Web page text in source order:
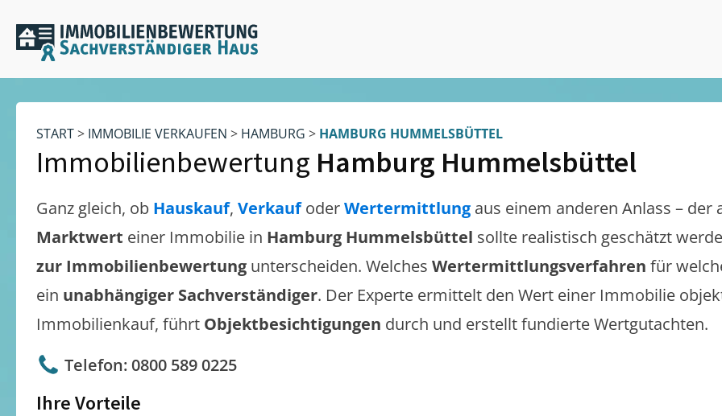
START> IMMOBILIE VERKAUFEN > HAMBURG > HAMBURG HUMMELSBÜTTEL
Immobilienbewertung Hamburg Hummelsbüttel
Ganz gleich, ob Hauskauf, VerkaufoderWertermittlung aus einem anderen Anlass – der
Marktwert einer Immobilie in Hamburg Hummelsbüttel sollte realistisch geschätzt
zur Immobilienbewertung unterscheiden. Welches Wertermittlungsverfahren für
ein unabhängiger Sachverständiger. Der Experte ermittelt den Wert einer Immobilie
Immobilienkauf, führt Objektbesichtigungen durch und erstellt fundierte Wertgutachten.
Telefon: 0800 589 0225
Ihre Vorteile